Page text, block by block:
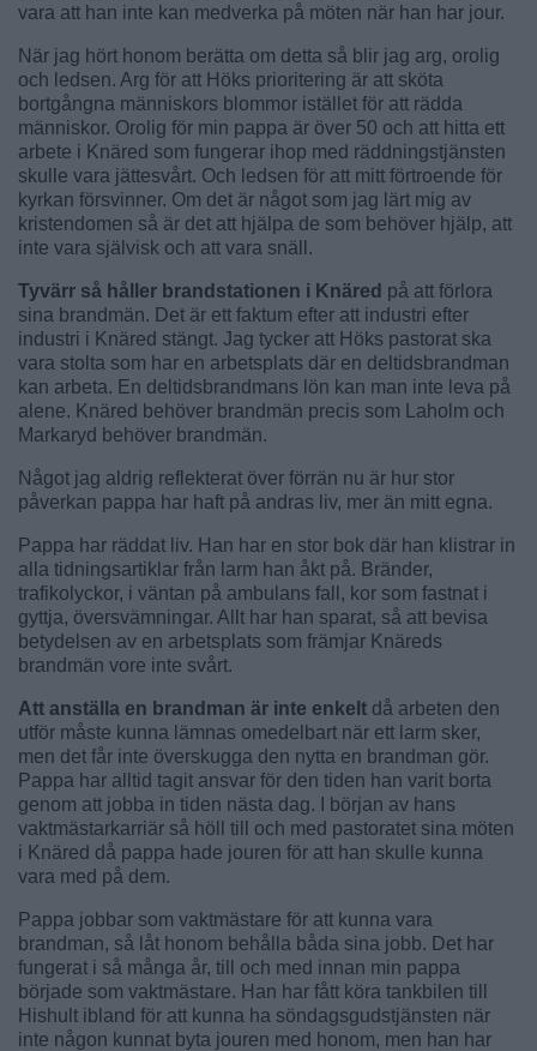
vara att han inte kan medverka på möten när han har jour.
När jag hört honom berätta om detta så blir jag arg, orolig
och ledsen. Arg för att Höks prioritering är att sköta
bortgångna människors blommor istället för att rädda
människor. Orolig för min pappa är över 50 och att hitta ett
arbete i Knäred som fungerar ihop med räddningstjänsten
skulle vara jättesvårt. Och ledsen för att mitt förtroende för
kyrkan försvinner. Om det är något som jag lärt mig av
kristendomen så är det att hjälpa de som behöver hjälp, att
inte vara självisk och att vara snäll.
Tyvärr så håller brandstationen i Knäred på att förlora
sina brandmän. Det är ett faktum efter att industri efter
industri i Knäred stängt. Jag tycker att Höks pastorat ska
vara stolta som har en arbetsplats där en deltidsbrandman
kan arbeta. En deltidsbrandmans lön kan man inte leva på
alene. Knäred behöver brandmän precis som Laholm och
Markaryd behöver brandmän.
Något jag aldrig reflekterat över förrän nu är hur stor
påverkan pappa har haft på andras liv, mer än mitt egna.
Pappa har räddat liv. Han har en stor bok där han klistrar in
alla tidningsartiklar från larm han åkt på. Bränder,
trafikolyckor, i väntan på ambulans fall, kor som fastnat i
gyttja, översvämningar. Allt har han sparat, så att bevisa
betydelsen av en arbetsplats som främjar Knäreds
brandmän vore inte svårt.
Att anställa en brandman är inte enkelt då arbeten den
utför måste kunna lämnas omedelbart när ett larm sker,
men det får inte överskugga den nytta en brandman gör.
Pappa har alltid tagit ansvar för den tiden han varit borta
genom att jobba in tiden nästa dag. I början av hans
vaktmästarkarriär så höll till och med pastoratet sina möten
i Knäred då pappa hade jouren för att han skulle kunna
vara med på dem.
Pappa jobbar som vaktmästare för att kunna vara
brandman, så låt honom behålla båda sina jobb. Det har
fungerat i så många år, till och med innan min pappa
började som vaktmästare. Han har fått köra tankbilen till
Hishult ibland för att kunna ha söndagsgudstjänsten när
inte någon kunnat byta jouren med honom, men han har